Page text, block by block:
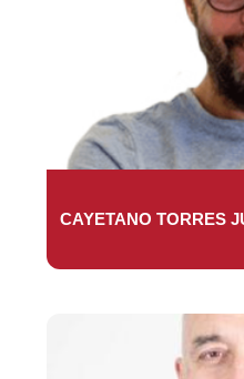
CAYETANO TORRES